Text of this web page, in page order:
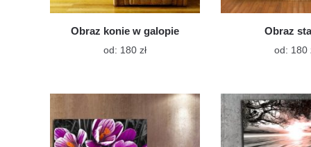
Obraz konie w galopie
od: 180 złTen
wiele
wariantów.
Opcje
można
Obraz
od: 180